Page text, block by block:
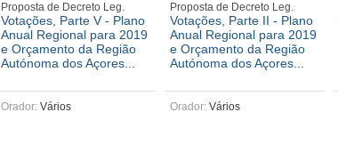
Proposta de Decreto Leg.
Votações, Parte V - Plano
Anual Regional para 2019
e Orçamento da Região
Autónoma dos Açores...
Orador: Vários
Proposta de Decreto Leg.
Votações, Parte II - Plano
Anual Regional para 2019
e Orçamento da Região
Autónoma dos Açores...
Orador: Vários